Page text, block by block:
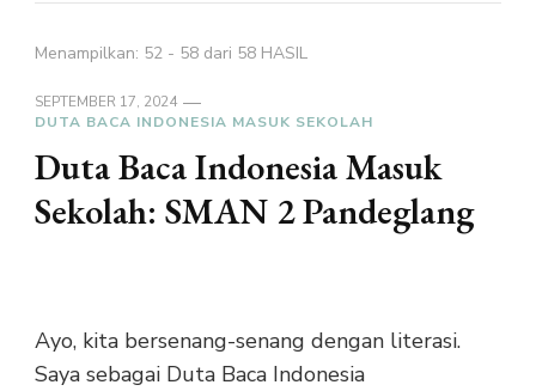
Menampilkan: 52 - 58 dari 58 HASIL
SEPTEMBER 17, 2024
DUTA BACA INDONESIA MASUK SEKOLAH
Duta Baca Indonesia Masuk
Sekolah: SMAN 2 Pandeglang
Ayo, kita bersenang-senang dengan literasi.
Saya sebagai Duta Baca Indonesia